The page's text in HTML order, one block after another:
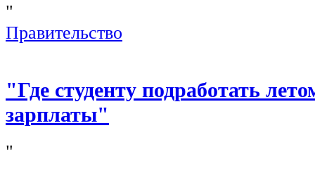
"
Правительство
"Где студенту подработать
зарплаты"
"